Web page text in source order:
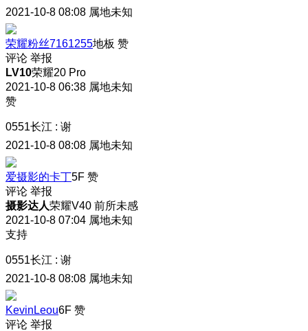
2021-10-8 08:08 属地未知
荣耀粉丝7161255地板 赞
评论 举报
LV10荣耀20 Pro
2021-10-8 06:38 属地未知
赞
0551长江 : 谢
2021-10-8 08:08 属地未知
爱摄影的卡丁5F 赞
评论 举报
摄影达人荣耀V40 前所未感
2021-10-8 07:04 属地未知
支持
0551长江 : 谢
2021-10-8 08:08 属地未知
KevinLeou6F 赞
评论 举报